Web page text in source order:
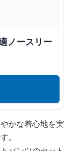
ノースリー
かな着心地を実
。